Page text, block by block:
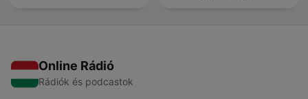
Online Rádió
Rádiók és podcastok